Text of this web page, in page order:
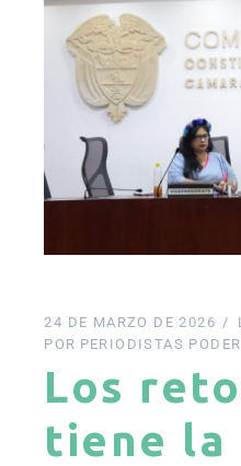
24 DE MARZO DE 2026
POR PERIODISTAS
Los
tiene la